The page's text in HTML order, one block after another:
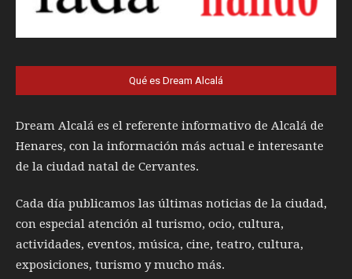
Qué es Dream Alcalá
Dream Alcalá es el referente informativo de Alcalá de
Henares, con la información más actual e interesante
de la ciudad natal de Cervantes.
Cada día publicamos las últimas noticias de la ciudad,
con especial atención al turismo, ocio, cultura,
actividades, eventos, música, cine, teatro, cultura,
exposiciones, turismo y mucho más.